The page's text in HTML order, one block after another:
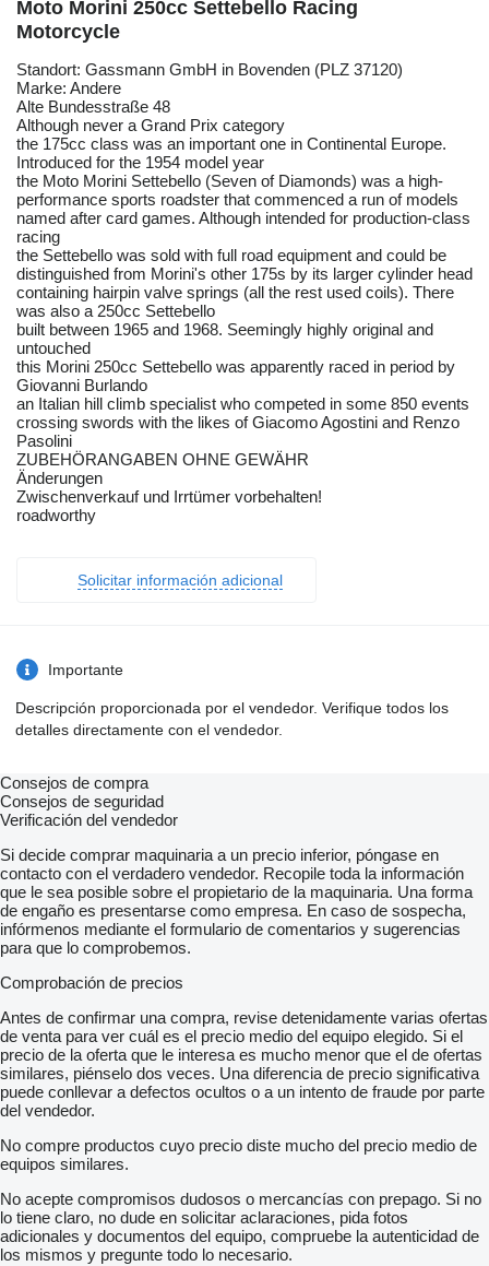
Moto Morini 250cc Settebello Racing
Motorcycle
Standort: Gassmann GmbH in Bovenden (PLZ 37120)
Marke: Andere
Alte Bundesstraße 48
Although never a Grand Prix category
the 175cc class was an important one in Continental Europe.
Introduced for the 1954 model year
the Moto Morini Settebello (Seven of Diamonds) was a high-
performance sports roadster that commenced a run of models
named after card games. Although intended for production-class
racing
the Settebello was sold with full road equipment and could be
distinguished from Morini's other 175s by its larger cylinder head
containing hairpin valve springs (all the rest used coils). There
was also a 250cc Settebello
built between 1965 and 1968. Seemingly highly original and
untouched
this Morini 250cc Settebello was apparently raced in period by
Giovanni Burlando
an Italian hill climb specialist who competed in some 850 events
crossing swords with the likes of Giacomo Agostini and Renzo
Pasolini
ZUBEHÖRANGABEN OHNE GEWÄHR
Änderungen
Zwischenverkauf und Irrtümer vorbehalten!
roadworthy
Solicitar información adicional
Importante
Descripción proporcionada por el vendedor. Verifique todos los
detalles directamente con el vendedor.
Consejos de compra
Consejos de seguridad
Verificación del vendedor
Si decide comprar maquinaria a un precio inferior, póngase en
contacto con el verdadero vendedor. Recopile toda la información
que le sea posible sobre el propietario de la maquinaria. Una forma
de engaño es presentarse como empresa. En caso de sospecha,
infórmenos mediante el formulario de comentarios y sugerencias
para que lo comprobemos.
Comprobación de precios
Antes de confirmar una compra, revise detenidamente varias ofertas
de venta para ver cuál es el precio medio del equipo elegido. Si el
precio de la oferta que le interesa es mucho menor que el de ofertas
similares, piénselo dos veces. Una diferencia de precio significativa
puede conllevar a defectos ocultos o a un intento de fraude por parte
del vendedor.
No compre productos cuyo precio diste mucho del precio medio de
equipos similares.
No acepte compromisos dudosos o mercancías con prepago. Si no
lo tiene claro, no dude en solicitar aclaraciones, pida fotos
adicionales y documentos del equipo, compruebe la autenticidad de
los mismos y pregunte todo lo necesario.